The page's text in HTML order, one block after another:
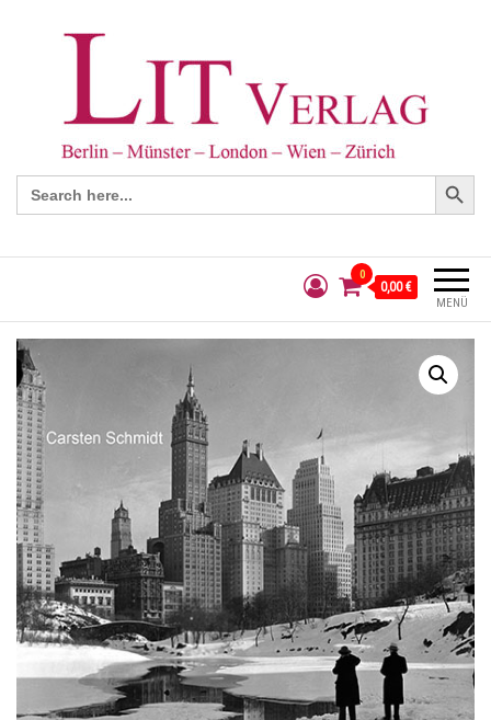
Search
for:
Search Button
MENÜ
0
0,00 €